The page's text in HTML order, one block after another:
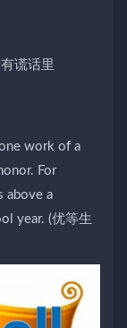
谎话里
work of a
For
above a
year. (优等生